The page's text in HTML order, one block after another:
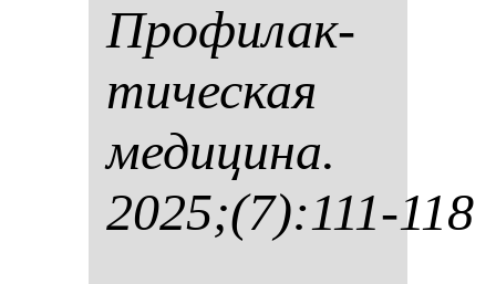
Про­фи­лак­
ти­чес­кая
ме­ди­ци­на.
2025;(7):111-118